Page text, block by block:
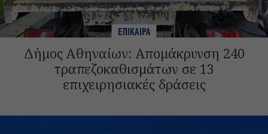
ΕΠΙΚΑΙΡΑ
Δήμος Αθηναίων: Απομάκρυνση 240
τραπεζοκαθισμάτων σε 13
επιχειρησιακές δράσεις